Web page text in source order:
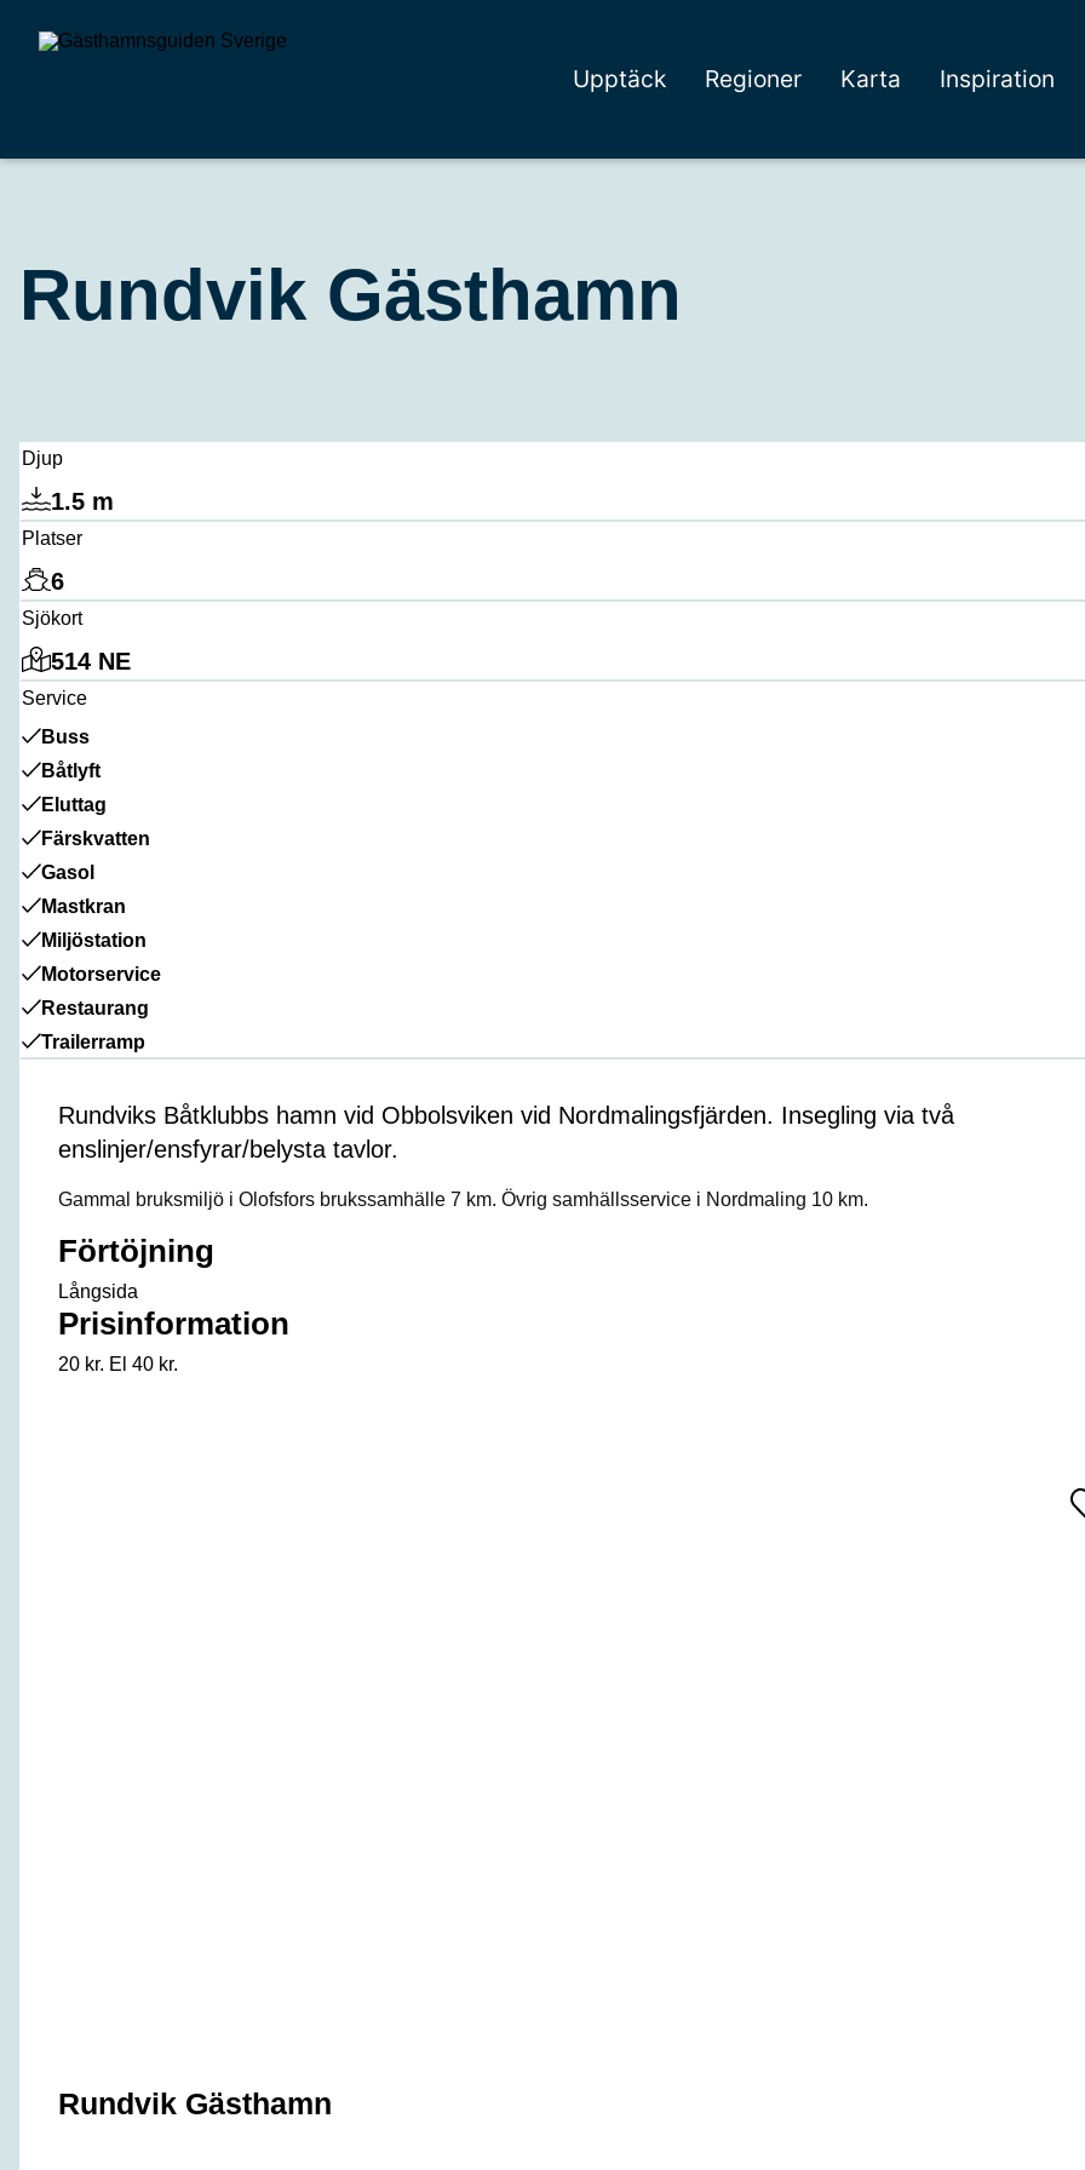
Upptäck Regioner Karta Inspiration
Rundvik Gästhamn
Djup
1.5 m
Platser
6
Sjökort
514 NE
Service
Buss
Båtlyft
Eluttag
Färskvatten
Gasol
Mastkran
Miljöstation
Motorservice
Restaurang
Trailerramp
Rundviks Båtklubbs hamn vid Obbolsviken vid Nordmalingsfjärden. Insegling via två
enslinjer/ensfyrar/belysta tavlor.
Gammal bruksmiljö i Olofsfors brukssamhälle 7 km. Övrig samhällsservice i Nordmaling 10 km.
Förtöjning
Långsida
Prisinformation
20 kr. El 40 kr.
Rundvik Gästhamn